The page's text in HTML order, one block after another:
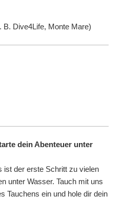
B. Dive4Life, Monte Mare)
dein Abenteuer unter
ist der erste Schritt zu vielen
unter Wasser. Tauch mit uns
Tauchens ein und hole dir dein